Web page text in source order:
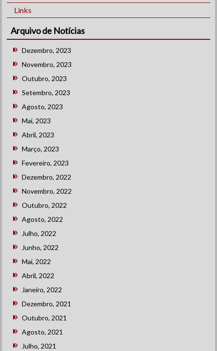
Links
Arquivo de Notícias
Dezembro, 2023
Novembro, 2023
Outubro, 2023
Setembro, 2023
Agosto, 2023
Mai, 2023
Abril, 2023
Março, 2023
Fevereiro, 2023
Dezembro, 2022
Novembro, 2022
Outubro, 2022
Agosto, 2022
Julho, 2022
Junho, 2022
Mai, 2022
Abril, 2022
Janeiro, 2022
Dezembro, 2021
Outubro, 2021
Agosto, 2021
Julho, 2021